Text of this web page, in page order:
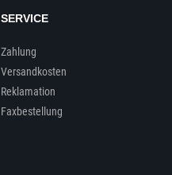
SERVICE
Zahlung
Versandkosten
Reklamation
Faxbestellung